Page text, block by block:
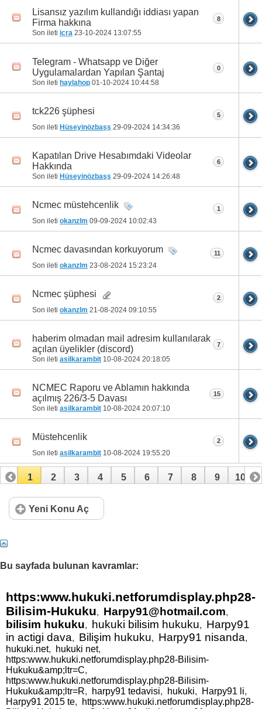
Lisansız yazılım kullandığı iddiası yapan
Firma hakkına
Son ileti icra 23-10-2024 13:07:55
8
Telegram - Whatsapp ve Diğer
Uygulamalardan Yapılan Şantaj
Son ileti haylahop 01-10-2024 10:44:58
0
tck226 şüphesi
Son ileti Hüseyinözbaşş 29-09-2024 14:34:36
5
Kapatılan Drive Hesabımdaki Videolar
Hakkında
Son ileti Hüseyinözbaşş 29-09-2024 14:26:48
6
Ncmec müstehcenlik
Son ileti okanzlm 09-09-2024 10:02:43
1
Ncmec davasından korkuyorum
Son ileti okanzlm 23-08-2024 15:23:24
11
Ncmec şüphesi
Son ileti okanzlm 21-08-2024 09:10:55
2
haberim olmadan mail adresim kullanılarak
açılan üyelikler (discord)
Son ileti asilkarambit 10-08-2024 20:18:05
7
NCMEC Raporu ve Ablamın hakkında
açılmış 226/3-5 Davası
Son ileti asilkarambit 10-08-2024 20:07:10
15
Müstehcenlik
Son ileti asilkarambit 10-08-2024 19:55:20
2
1 2 3 4 5 6 7 8 9 10
11 12 13 14
41 42 43 44 45
51 52 53 54 55 56 57 58 59 60
61 62 63 64 65 66 67 68 69
71
Yeni Konu Aç
Bu sayfada bulunan kavramlar:
https:www.hukuki.netforumdisplay.php28-
Bilisim-Hukuku, Harpy91@hotmail.com,
bilisim hukuku, hukuki bilisim hukuku, Harpy91
in actigi dava, Bilişim hukuku, Harpy91 nisanda,
hukuki.net, hukuki net,
https:www.hukuki.netforumdisplay.php28-Bilisim-
Hukuku&amp;ltr=C,
https:www.hukuki.netforumdisplay.php28-Bilisim-
Hukuku&amp;ltr=R, harpy91 tedavisi, hukuki, Harpy91 li,
Harpy91 2015 te,
https:www.hukuki.netforumdisplay.php28-